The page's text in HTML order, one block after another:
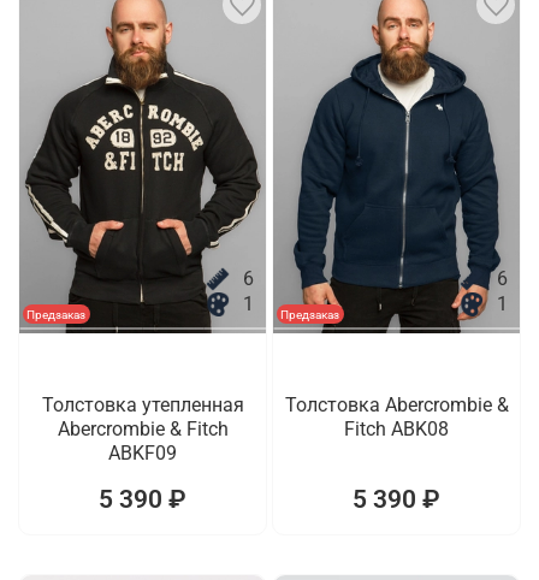
Предзаказ
6
1
Толстовка утепленная
Abercrombie & Fitch
ABKF09
5 390 ₽
Предзаказ
6
1
Толстовка Abercrombie &
Fitch ABK08
5 390 ₽